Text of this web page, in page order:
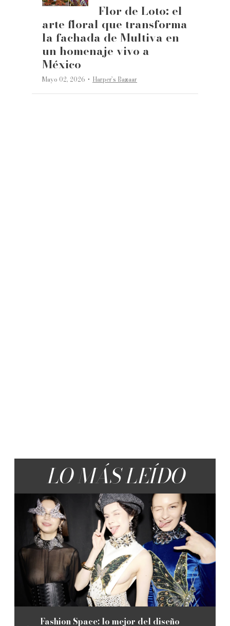
Flor de Loto: el
arte floral que transforma
la fachada de Multiva en
un homenaje vivo a
México
Mayo 02, 2026 ·Harper’s Bazaar
LO MÁS LEÍDO
Fashion Space: lo mejor del diseño